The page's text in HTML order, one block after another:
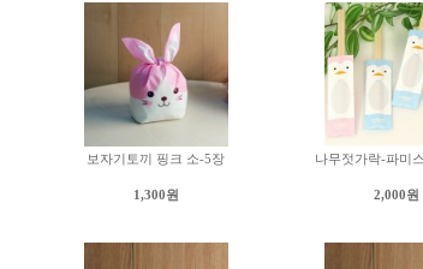
보자기토끼 핑크 소-5장
1,300원
나무젓가락-파미
2,000원